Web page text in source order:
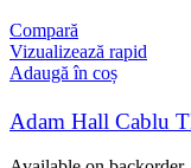
Compară
Vizualizează rapid
Adaugă în coș
Adam Hall Cablu